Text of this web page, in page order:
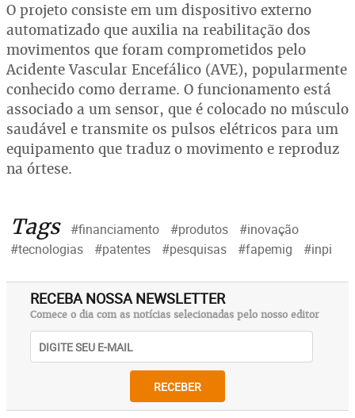
O projeto consiste em um dispositivo externo
automatizado que auxilia na reabilitação dos
movimentos que foram comprometidos pelo
Acidente Vascular Encefálico (AVE), popularmente
conhecido como derrame. O funcionamento está
associado a um sensor, que é colocado no músculo
saudável e transmite os pulsos elétricos para um
equipamento que traduz o movimento e reproduz
na órtese.
Tags #financiamento #produtos
#inovação
#tecnologias
#patentes #pesquisas #fapemig #inpi
RECEBA NOSSA NEWSLETTER
Comece o dia com as notícias selecionadas pelo nosso editor
RECEBER